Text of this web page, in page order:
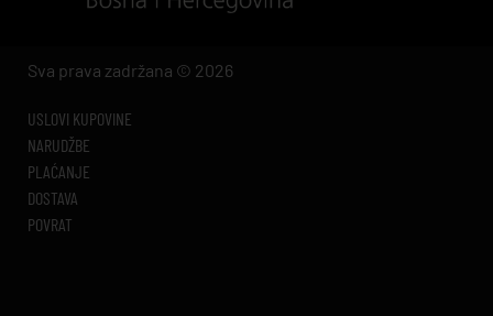
Sva prava zadržana © 2026
USLOVI KUPOVINE
NARUDŽBE
PLAĆANJE
DOSTAVA
POVRAT